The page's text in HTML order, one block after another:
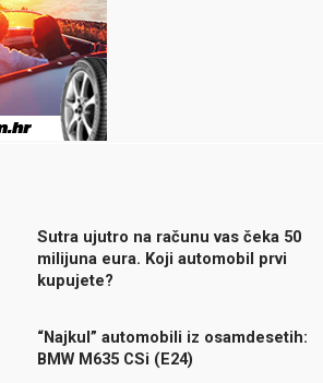
Sutra ujutro na računu vas čeka 50
milijuna eura. Koji automobil prvi
kupujete?
“Najkul” automobili iz osamdesetih:
BMW M635 CSi (E24)